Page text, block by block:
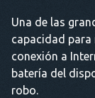
Una de las
capacidad
conexión a
batería del
robo.